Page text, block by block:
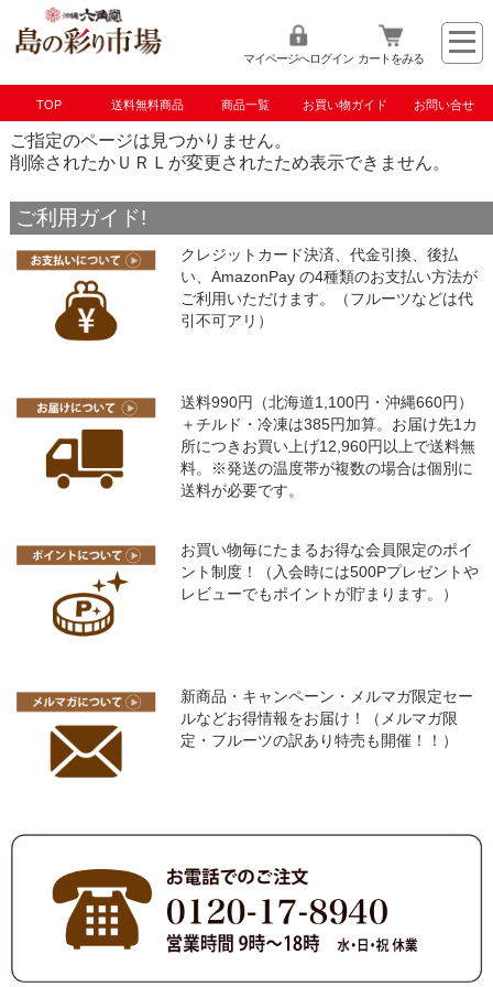
マイページへログイン カートをみる
TOP 送料無料商品 商品一覧 お買い物ガイド お問い合せ
ご指定のページは見つかりません。
削除されたかＵＲＬが変更されたため表示できません。
ご利用ガイド!
クレジットカード決済、代金引換、後払
い、AmazonPay の4種類のお支払い方法が
ご利用いただけます。（フルーツなどは代
引不可アリ）
送料990円（北海道1,100円・沖縄660円）
＋チルド・冷凍は385円加算。お届け先1カ
所につきお買い上げ12,960円以上で送料無
料。※発送の温度帯が複数の場合は個別に
送料が必要です。
お買い物毎にたまるお得な会員限定のポイ
ント制度！（入会時には500Pプレゼントや
レビューでもポイントが貯まります。）
新商品・キャンペーン・メルマガ限定セー
ルなどお得情報をお届け！（メルマガ限
定・フルーツの訳あり特売も開催！！）